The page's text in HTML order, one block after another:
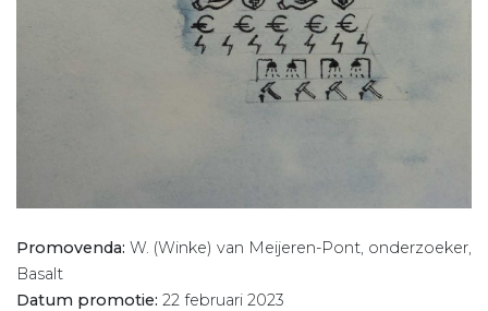
Promovenda: W. (Winke) van Meijeren-Pont, onderzoeker,
Basalt
Datum promotie: 22 februari 2023